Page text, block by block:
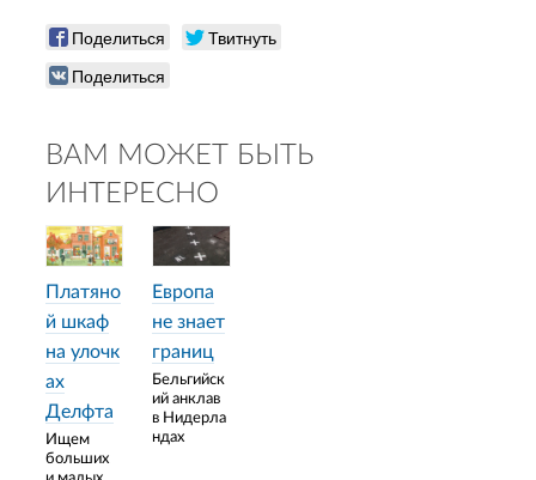
Поделиться
Твитнуть
Поделиться
ВАМ МОЖЕТ БЫТЬ
ИНТЕРЕСНО
Платяно
й шкаф
на улочк
ах
Делфта
Ищем
больших
Европа
не знает
границ
Бельгийск
ий анклав
в Нидерла
ндах